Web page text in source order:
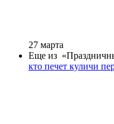
27 марта
Еще из
кто печет куличи